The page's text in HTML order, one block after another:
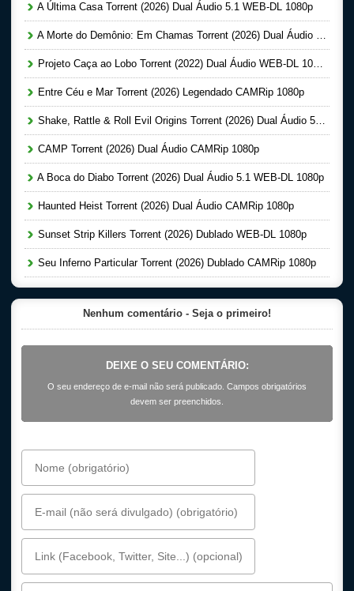
A Última Casa Torrent (2026) Dual Áudio 5.1 WEB-DL 1080p
A Morte do Demônio: Em Chamas Torrent (2026) Dual Áudio WEB-DL 720p | 1080p
Projeto Caça ao Lobo Torrent (2022) Dual Áudio WEB-DL 1080p
Entre Céu e Mar Torrent (2026) Legendado CAMRip 1080p
Shake, Rattle & Roll Evil Origins Torrent (2026) Dual Áudio 5.1 WEB-DL 1080p
CAMP Torrent (2026) Dual Áudio CAMRip 1080p
A Boca do Diabo Torrent (2026) Dual Áudio 5.1 WEB-DL 1080p
Haunted Heist Torrent (2026) Dual Áudio CAMRip 1080p
Sunset Strip Killers Torrent (2026) Dublado WEB-DL 1080p
Seu Inferno Particular Torrent (2026) Dublado CAMRip 1080p
Nenhum comentário - Seja o primeiro!
DEIXE O SEU COMENTÁRIO:
O seu endereço de e-mail não será publicado. Campos obrigatórios
devem ser preenchidos.